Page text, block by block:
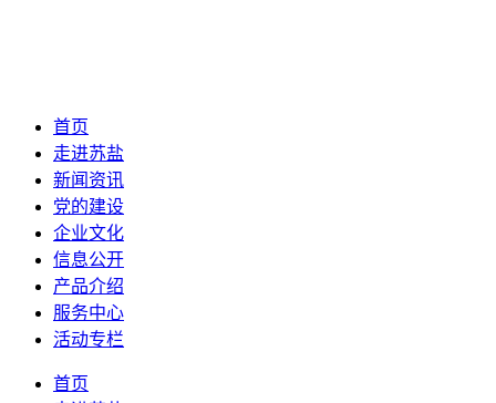
首页
走进苏盐
新闻资讯
党的建设
企业文化
信息公开
产品介绍
服务中心
活动专栏
首页